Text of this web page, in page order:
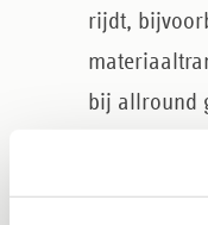
rijdt,
bij allround